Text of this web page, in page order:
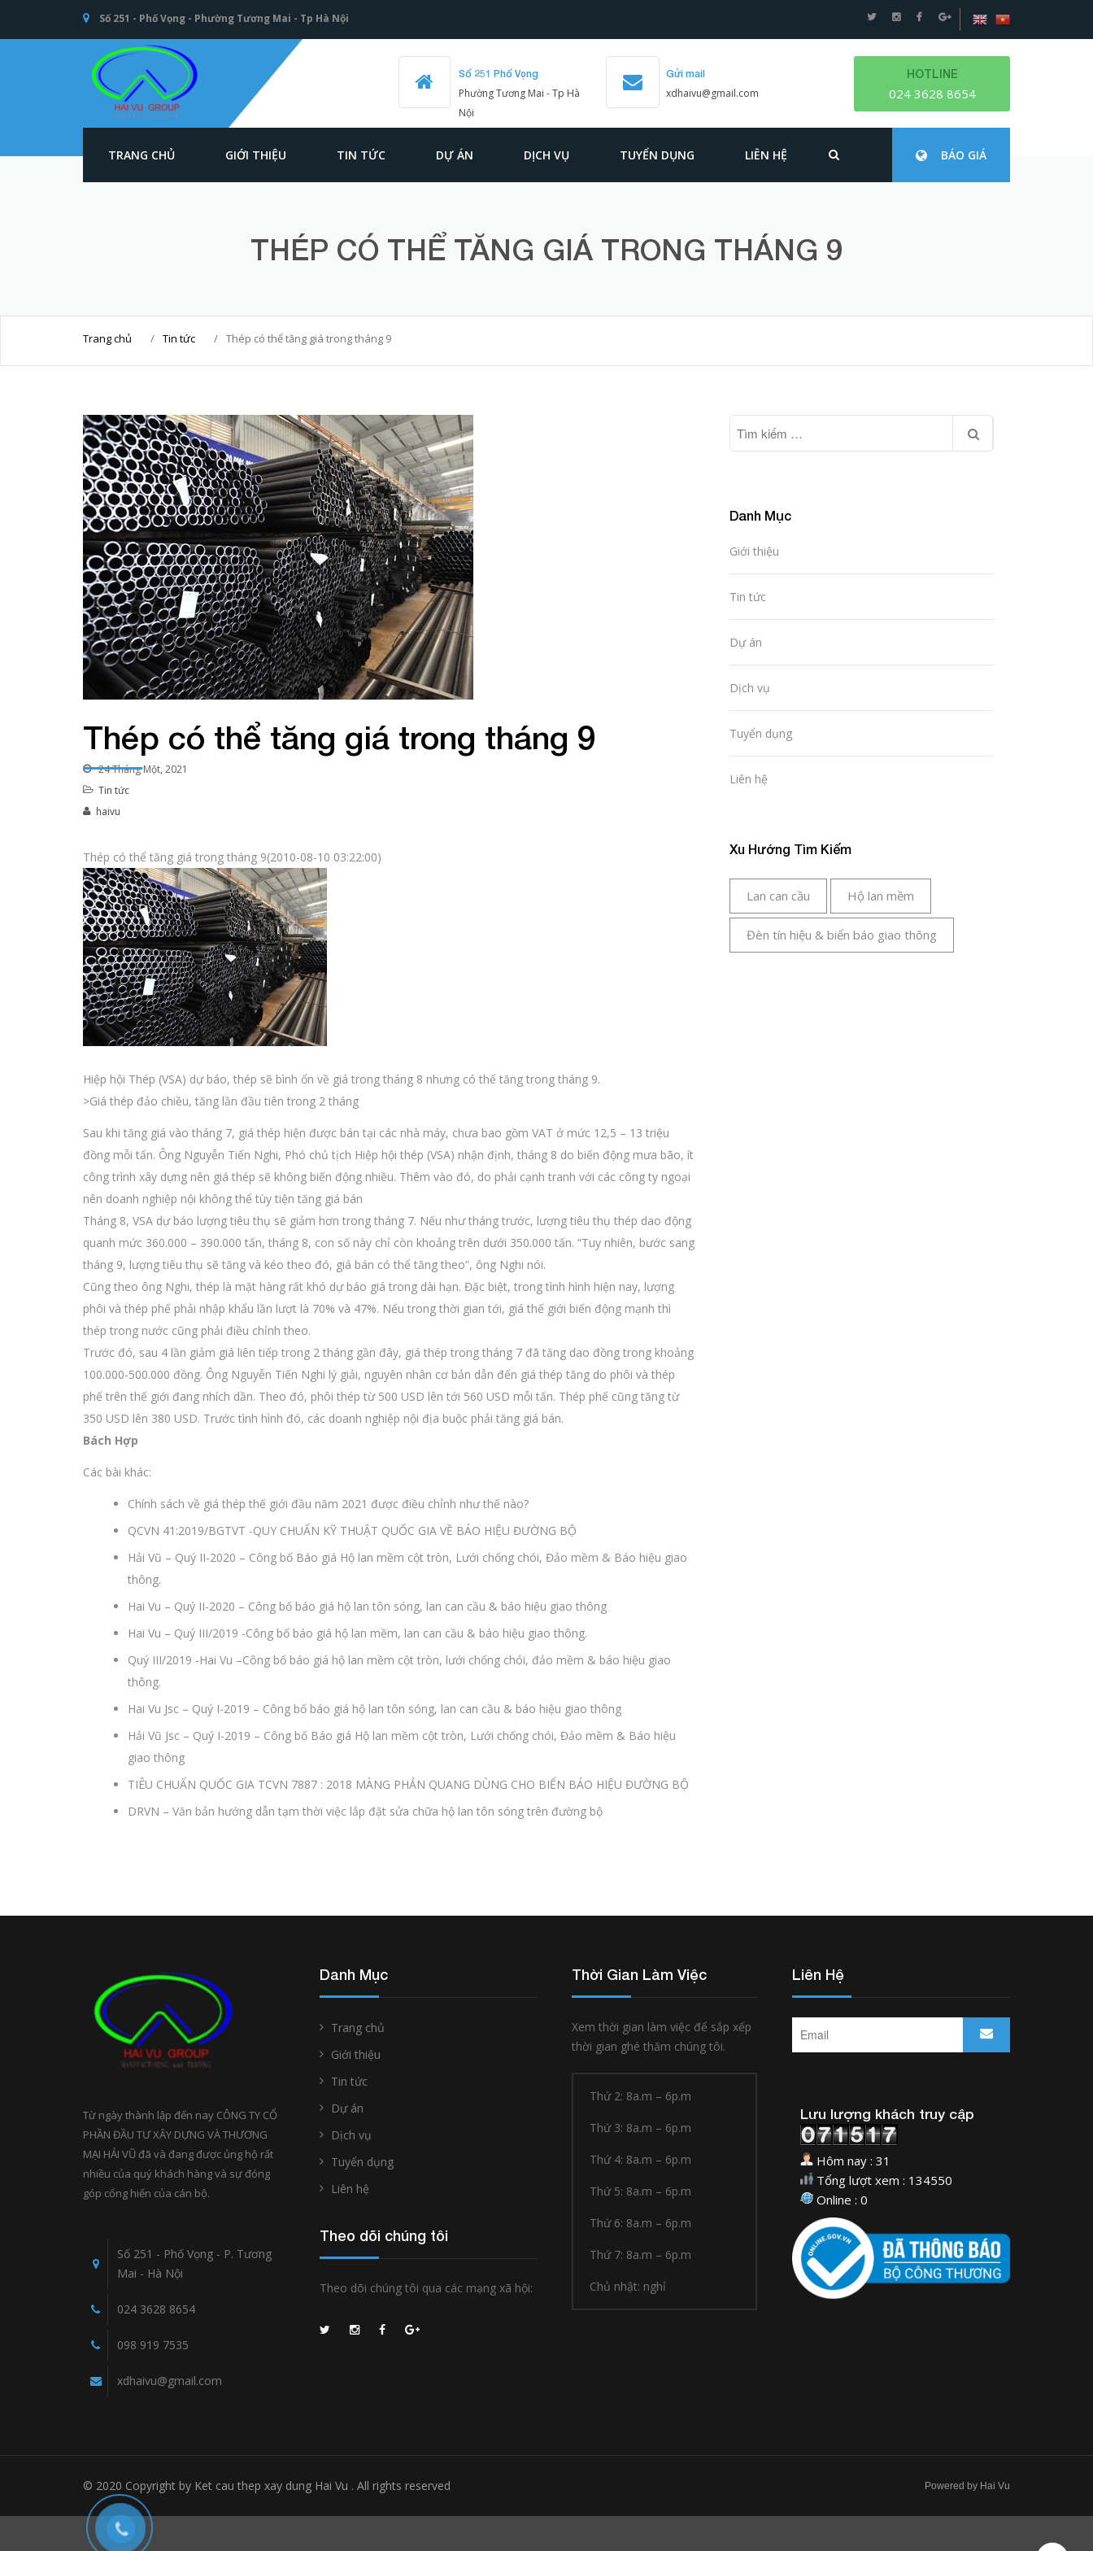
Số 251 - Phố Vọng - Phường Tương Mai - Tp Hà Nội
thông - Kết cấu
Số 251 Phố Vọng
Phường Tương Mai - Tp Hà
Nội
Gửi mail
xdhaivu@gmail.com
HOTLINE
024 3628 8654
TRANG CHỦ GIỚI THIỆU TIN TỨC DỰ ÁN DỊCH VỤ TUYỂN DỤNG LIÊN HỆ BÁO GIÁ
THÉP CÓ THỂ TĂNG GIÁ TRONG THÁNG 9
Trang chủ / Tin tức / Thép có thể tăng giá trong tháng 9
Thép có thể tăng giá trong tháng 9
24 Tháng Một, 2021
Tin tức
haivu
Thép có thể tăng giá trong tháng 9(2010-08-10 03:22:00)
Hiệp hội Thép (VSA) dự báo, thép sẽ bình ổn về giá trong tháng 8 nhưng có thể tăng trong tháng 9.
>Giá thép đảo chiều, tăng lần đầu tiên trong 2 tháng
Sau khi tăng giá vào tháng 7, giá thép hiện được bán tại các nhà máy, chưa bao gồm VAT ở mức 12,5 – 13 triệu
đồng mỗi tấn. Ông Nguyễn Tiến Nghi, Phó chủ tịch Hiệp hội thép (VSA) nhận định, tháng 8 do biến động mưa bão, ít
công trình xây dựng nên giá thép sẽ không biến động nhiều. Thêm vào đó, do phải cạnh tranh với các công ty ngoại
nên doanh nghiệp nội không thể tùy tiện tăng giá bán
Tháng 8, VSA dự báo lượng tiêu thụ sẽ giảm hơn trong tháng 7. Nếu như tháng trước, lượng tiêu thụ thép dao động
quanh mức 360.000 – 390.000 tấn, tháng 8, con số này chỉ còn khoảng trên dưới 350.000 tấn. “Tuy nhiên, bước sang
tháng 9, lượng tiêu thụ sẽ tăng và kéo theo đó, giá bán có thể tăng theo”, ông Nghi nói.
Cũng theo ông Nghi, thép là mặt hàng rất khó dự báo giá trong dài hạn. Đặc biệt, trong tình hình hiện nay, lượng
phôi và thép phế phải nhập khẩu lần lượt là 70% và 47%. Nếu trong thời gian tới, giá thế giới biến động mạnh thì
thép trong nước cũng phải điều chỉnh theo.
Trước đó, sau 4 lần giảm giá liên tiếp trong 2 tháng gần đây, giá thép trong tháng 7 đã tăng dao đồng trong khoảng
100.000-500.000 đồng. Ông Nguyễn Tiến Nghi lý giải, nguyên nhân cơ bản dẫn đến giá thép tăng do phôi và thép
phế trên thế giới đang nhích dần. Theo đó, phôi thép từ 500 USD lên tới 560 USD mỗi tấn. Thép phế cũng tăng từ
350 USD lên 380 USD. Trước tình hình đó, các doanh nghiệp nội địa buộc phải tăng giá bán.
Bách Hợp
Các bài khác:
Chính sách về giá thép thế giới đầu năm 2021 được điều chỉnh như thế nào?
QCVN 41:2019/BGTVT -QUY CHUẨN KỸ THUẬT QUỐC GIA VỀ BÁO HIỆU ĐƯỜNG BỘ
Hải Vũ – Quý II-2020 – Công bố Báo giá Hộ lan mềm cột tròn, Lưới chống chói, Đảo mềm & Báo hiệu giao
thông.
Hai Vu – Quý II-2020 – Công bố báo giá hộ lan tôn sóng, lan can cầu & báo hiệu giao thông
Hai Vu – Quý III/2019 -Công bố báo giá hộ lan mềm, lan can cầu & báo hiệu giao thông.
Quý III/2019 -Hai Vu –Công bố báo giá hộ lan mềm cột tròn, lưới chống chói, đảo mềm & báo hiệu giao
thông.
Hai Vu Jsc – Quý I-2019 – Công bố báo giá hộ lan tôn sóng, lan can cầu & báo hiệu giao thông
Hải Vũ Jsc – Quý I-2019 – Công bố Báo giá Hộ lan mềm cột tròn, Lưới chống chói, Đảo mềm & Báo hiệu
giao thông
TIÊU CHUẨN QUỐC GIA TCVN 7887 : 2018 MÀNG PHẢN QUANG DÙNG CHO BIỂN BÁO HIỆU ĐƯỜNG BỘ
DRVN – Văn bản hướng dẫn tạm thời việc lắp đặt sửa chữa hộ lan tôn sóng trên đường bộ
Danh Mục
Giới thiệu
Tin tức
Dự án
Dịch vụ
Tuyển dụng
Liên hệ
Xu Hướng Tìm Kiếm
Lan can cầu Hộ lan mềm
Đèn tín hiệu & biển báo giao thông
Từ ngày thành lập đến nay CÔNG TY CỔ
PHẦN ĐẦU TƯ XÂY DỰNG VÀ THƯƠNG
MẠI HẢI VŨ đã và đang được ủng hộ rất
nhiều của quý khách hàng và sự đóng
góp cống hiến của cán bộ.
Số 251 - Phố Vọng - P. Tương
Mai - Hà Nội
024 3628 8654
098 919 7535
xdhaivu@gmail.com
Danh Mục
Trang chủ
Giới thiệu
Tin tức
Dự án
Dịch vụ
Tuyển dụng
Liên hệ
Theo dõi chúng tôi
Theo dõi chúng tôi qua các mạng xã hội:
Thời Gian Làm Việc
Xem thời gian làm việc để sắp xếp
thời gian ghé thăm chúng tôi.
Thứ 2: 8a.m – 6p.m
Thứ 3: 8a.m – 6p.m
Thứ 4: 8a.m – 6p.m
Thứ 5: 8a.m – 6p.m
Thứ 6: 8a.m – 6p.m
Thứ 7: 8a.m – 6p.m
Chủ nhật: nghỉ
Liên Hệ
Lưu lượng khách truy cập
Hôm nay : 31
Tổng lượt xem : 134550
Online : 0
© 2020 Copyright by Ket cau thep xay dung Hai Vu . All rights reserved Powered by Hai Vu